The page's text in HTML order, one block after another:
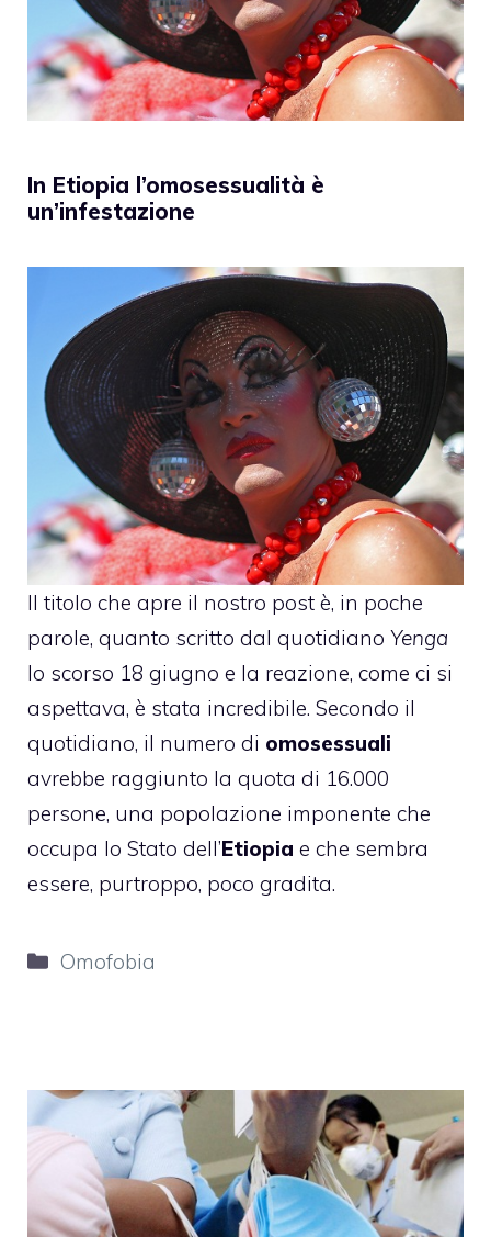
In Etiopia l’omosessualità è
un’infestazione
Il titolo che apre il nostro post è, in poche
parole, quanto scritto dal quotidiano Yenga
lo scorso 18 giugno e la reazione, come ci si
aspettava, è stata incredibile. Secondo il
quotidiano, il numero di omosessuali
avrebbe raggiunto la quota di 16.000
persone, una popolazione imponente che
occupa lo Stato dell’Etiopia e che sembra
essere, purtroppo, poco gradita.
Categorie
Omofobia